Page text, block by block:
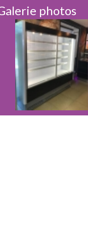
photos